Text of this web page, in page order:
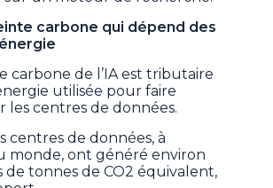
carbone qui dépend des
carbone de l’IA est tributaire
utilisée pour faire
les centres de données.
centres de données, à
monde, ont généré environ
de tonnes de CO2 équivalent,